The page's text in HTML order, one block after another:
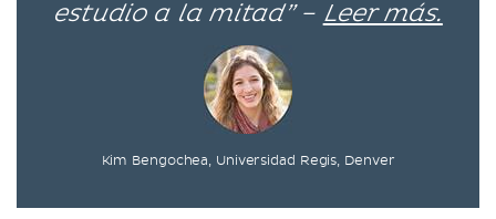
estudio a la mitad” – Leer más.
Kim Bengochea, Universidad Regis, Denver